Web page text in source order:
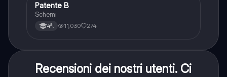
Altro
Patente B
Schemi
4ªl 11,030 274
Recensioni dei nostri utenti. Ci